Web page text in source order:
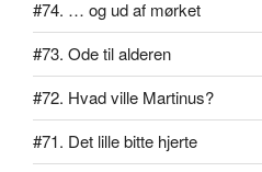
#74. … og ud af mørket
#73. Ode til alderen
#72. Hvad ville Martinus?
#71. Det lille bitte hjerte